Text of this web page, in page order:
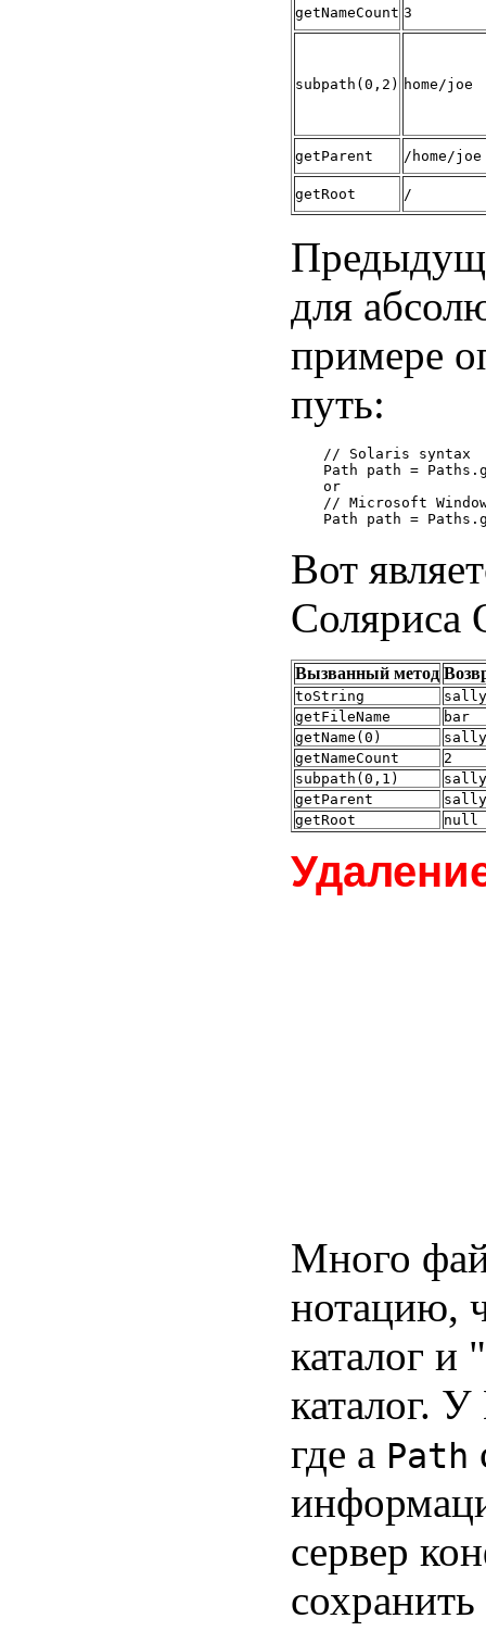
getNameCount 3
subpath(0,2) home/joe
getParent /home/joe
getRoot /
для
примере
путь:
// Solaris syntax
Path path =
or
// Microsoft
Вот
Соляриса
Вызванный метод
toString
getFileName
bar
getName(0)
sally
getNameCount
2
subpath(0,1)
sally
getParent
sally
getRoot
null
Много
нотацию,
каталог и
каталог.
где a Path
сервер